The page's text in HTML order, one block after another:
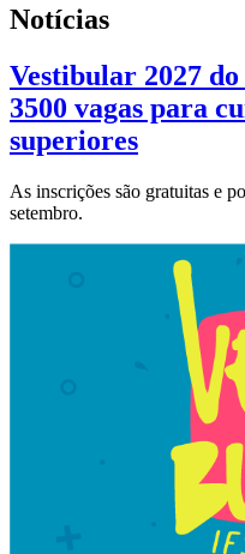
Notícias
Vestibular 2027
3500 vagas para
superiores
As inscrições são gratuitas e
setembro.